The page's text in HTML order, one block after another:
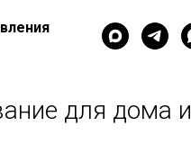
для дома и